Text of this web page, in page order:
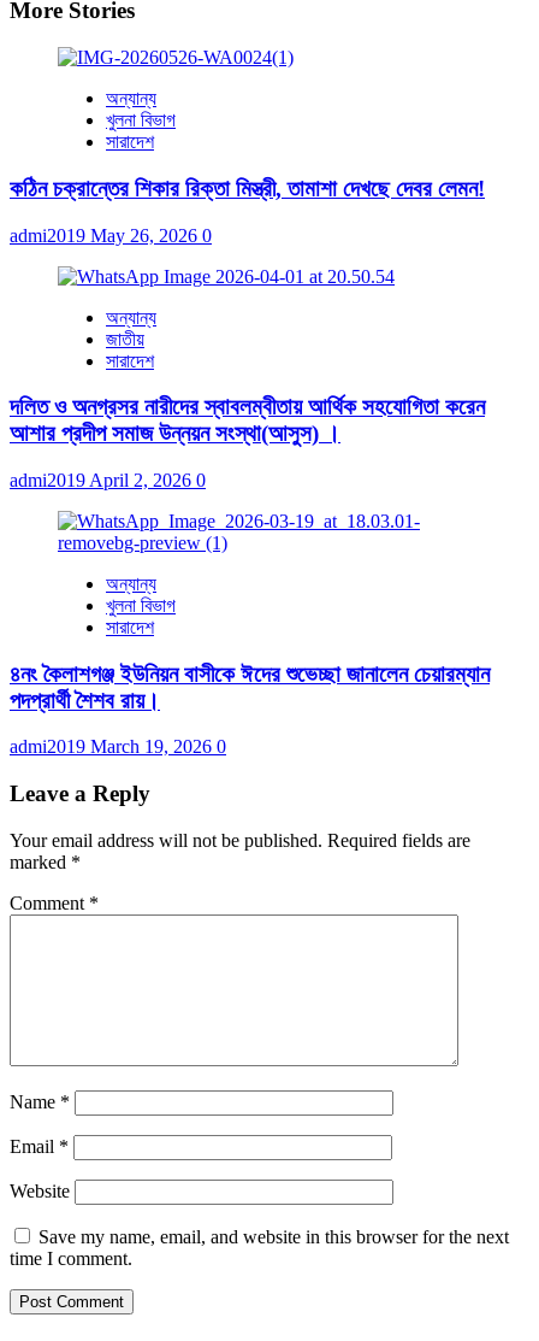
More Stories
অন্যান্য
খুলনা বিভাগ
সারাদেশ
কঠিন চক্রান্তের শিকার রিক্তা মিস্ত্রী, তামাশা দেখছে দেবর লেমন!
admi2019 May 26, 2026 0
অন্যান্য
জাতীয়
সারাদেশ
দলিত ও অনগ্রসর নারীদের স্বাবলম্বীতায় আর্থিক সহযোগিতা করেন
আশার প্রদীপ সমাজ উন্নয়ন সংস্থা(আসুস) ।
admi2019 April 2, 2026 0
অন্যান্য
খুলনা বিভাগ
সারাদেশ
৪নং কৈলাশগঞ্জ ইউনিয়ন বাসীকে ঈদের শুভেচ্ছা জানালেন চেয়ারম্যান
পদপ্রার্থী শৈশব রায়।
admi2019 March 19, 2026 0
Leave a Reply
Your email address will not be published. Required fields are
marked *
Comment *
Name *
Email *
Website
Save my name, email, and website in this browser for the next
time I comment.